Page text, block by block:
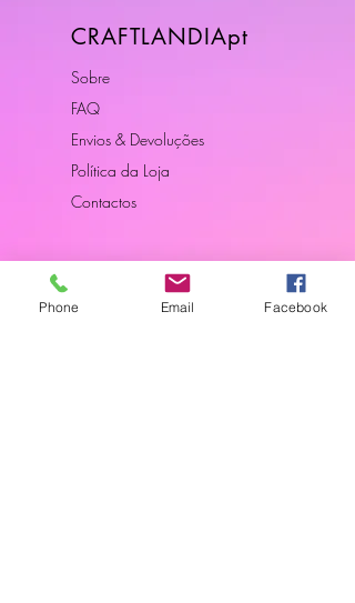
CRAFTLANDIApt
Sobre
FAQ
Envios & Devoluções
Política da Loja
Contactos
Dias Úteis: 10H00 - 18H00
Phone Email Facebook